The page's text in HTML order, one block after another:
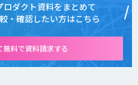
ロダクト資料をまとめて
・確認したい方はこちら
無料で資料請求する